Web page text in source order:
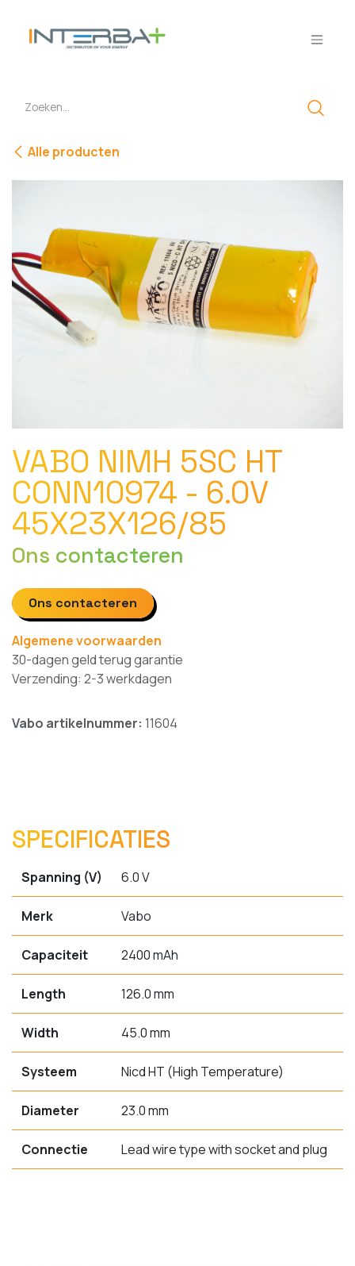
Alle producten
VABO NIMH 5SC HT
CONN10974 - 6.0V
45X23X126/85
Ons contacteren
Ons contacteren
Algemene voorwaarden
30-dagen geld terug garantie
Verzending: 2-3 werkdagen
Vabo artikelnummer: 11604
SPECIFICATIES
Spanning (V) 6.0 V
Merk Vabo
Capaciteit 2400 mAh
Length 126.0 mm
Width 45.0 mm
Systeem Nicd HT (High Temperature)
Diameter 23.0 mm
Connectie Lead wire type with socket and plug